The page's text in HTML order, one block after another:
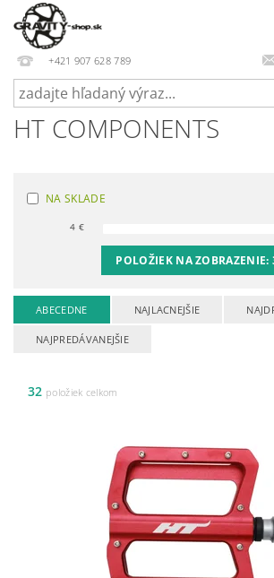
+421 907 628 789
HT COMPONENTS
NA SKLADE
4 €
POLOŽIEK NA ZOBRAZENIE:
ABECEDNE NAJLACNEJŠIE
NAJPREDÁVANEJŠIE
32 položiek celkom